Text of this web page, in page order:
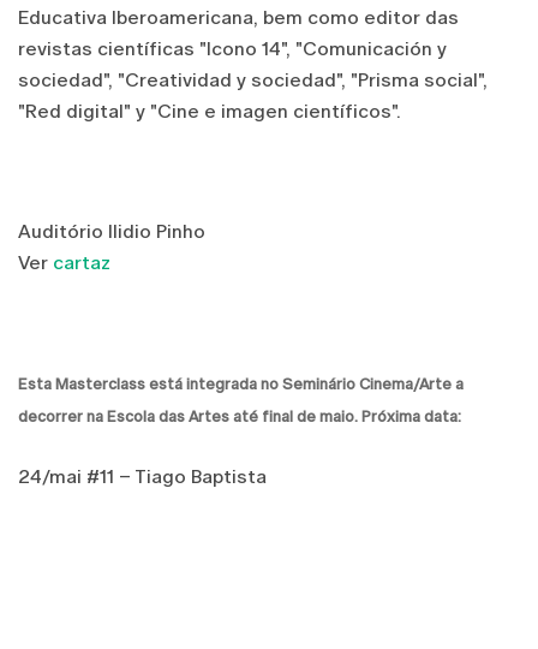
Educativa Iberoamericana, bem como editor das
revistas científicas "Icono 14", "Comunicación y
sociedad", "Creatividad y sociedad", "Prisma social",
"Red digital" y "Cine e imagen científicos".
Auditório Ilidio Pinho
Ver cartaz
Esta Masterclass está integrada no Seminário Cinema/Arte a
decorrer na Escola das Artes até final de maio. Próxima data:
24/mai #11 – Tiago Baptista